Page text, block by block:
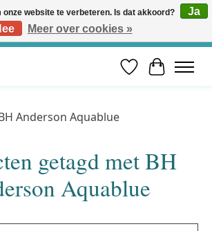
in huis* | Gratis verzending vanaf €50 | Professioneel slaapadvies
Verlanglijst
Anderson Aquablue
getagd met BH
Aquablue
onze website te verbeteren. Is dat akkoord?
Ja
Meer over cookies »